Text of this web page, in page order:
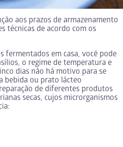
aos prazos de armazenamento
técnicas de acordo com os
fermentados em casa, você pode
o regime de temperatura e
dias não há motivo para se
bebida ou prato lácteo
de diferentes produtos
secas, cujos microrganismos